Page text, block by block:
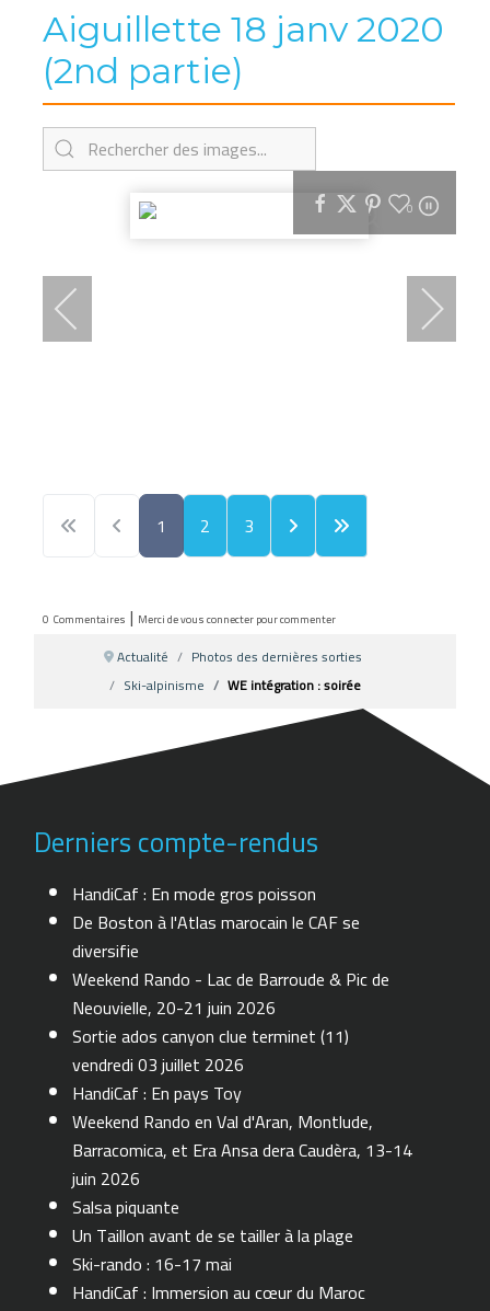
Aiguillette 18 janv 2020
(2nd partie)
0
1 2 3
0 Commentaires | Merci de vous connecter pour commenter
Actualité
Photos des dernières sorties
Ski-alpinisme
WE intégration : soirée
Derniers compte-rendus
HandiCaf : En mode gros poisson
De Boston à l'Atlas marocain le CAF se
diversifie
Weekend Rando - Lac de Barroude & Pic de
Neouvielle, 20-21 juin 2026
Sortie ados canyon clue terminet (11)
vendredi 03 juillet 2026
HandiCaf : En pays Toy
Weekend Rando en Val d'Aran, Montlude,
Barracomica, et Era Ansa dera Caudèra, 13-14
juin 2026
Salsa piquante
Un Taillon avant de se tailler à la plage
Ski-rando : 16-17 mai
HandiCaf : Immersion au cœur du Maroc